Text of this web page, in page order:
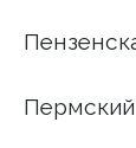
Пермский